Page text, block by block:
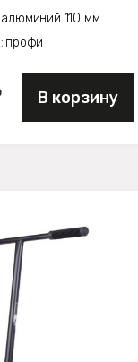
алюминий 110 мм
профи
В корзину